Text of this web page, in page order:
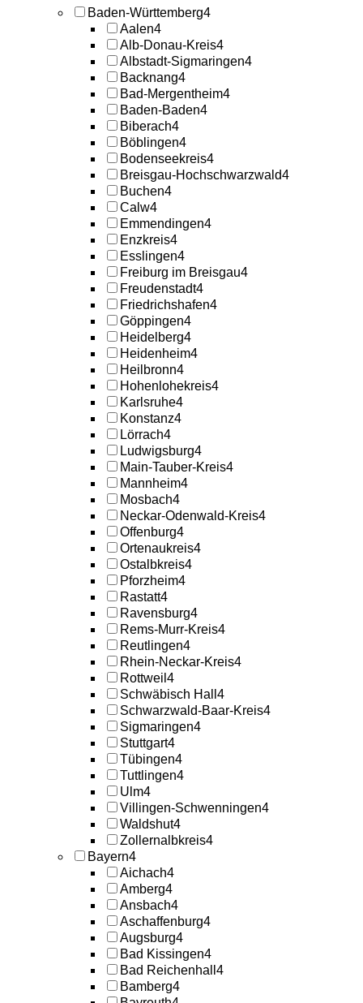
Baden-Württemberg4
Aalen4
Alb-Donau-Kreis4
Albstadt-Sigmaringen4
Backnang4
Bad-Mergentheim4
Baden-Baden4
Biberach4
Böblingen4
Bodenseekreis4
Breisgau-Hochschwarzwald4
Buchen4
Calw4
Emmendingen4
Enzkreis4
Esslingen4
Freiburg im Breisgau4
Freudenstadt4
Friedrichshafen4
Göppingen4
Heidelberg4
Heidenheim4
Heilbronn4
Hohenlohekreis4
Karlsruhe4
Konstanz4
Lörrach4
Ludwigsburg4
Main-Tauber-Kreis4
Mannheim4
Mosbach4
Neckar-Odenwald-Kreis4
Offenburg4
Ortenaukreis4
Ostalbkreis4
Pforzheim4
Rastatt4
Ravensburg4
Rems-Murr-Kreis4
Reutlingen4
Rhein-Neckar-Kreis4
Rottweil 4
Schwäbisch Hall 4
Schwarzwald-Baar-Kreis4
Sigmaringen4
Stuttgart4
Tübingen4
Tuttlingen4
Ulm4
Villingen-Schwenningen4
Waldshut4
Zollernalbkreis4
Bayern4
Aichach4
Amberg4
Ansbach4
Aschaffenburg4
Augsburg4
Bad Kissingen4
Bad Reichenhall 4
Bamberg4